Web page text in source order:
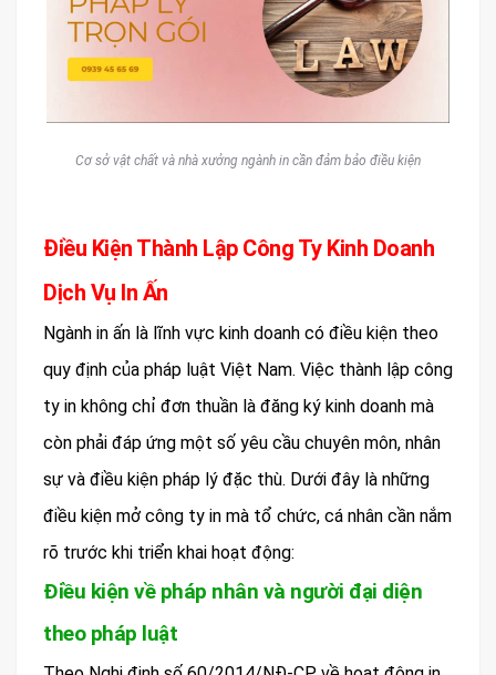
Cơ sở vật chất và nhà xưởng ngành in cần đảm bảo điều kiện
Điều Kiện Thành Lập Công Ty Kinh Doanh
Dịch Vụ In Ấn
Ngành in ấn là lĩnh vực kinh doanh có điều kiện theo
quy định của pháp luật Việt Nam. Việc thành lập công
ty in không chỉ đơn thuần là đăng ký kinh doanh mà
còn phải đáp ứng một số yêu cầu chuyên môn, nhân
sự và điều kiện pháp lý đặc thù. Dưới đây là những
điều kiện mở công ty in mà tổ chức, cá nhân cần nắm
rõ trước khi triển khai hoạt động:
Điều kiện về pháp nhân và người đại diện
theo pháp luật